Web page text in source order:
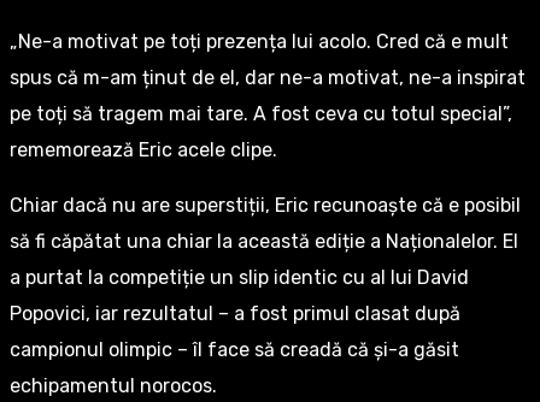
„Ne-a motivat pe toți prezența lui acolo. Cred că e mult
spus că m-am ținut de el, dar ne-a motivat, ne-a inspirat
pe toți să tragem mai tare. A fost ceva cu totul special”,
rememorează Eric acele clipe.
Chiar dacă nu are superstiții, Eric recunoaște că e posibil
să fi căpătat una chiar la această ediție a Naționalelor. El
a purtat la competiție un slip identic cu al lui David
Popovici, iar rezultatul – a fost primul clasat după
campionul olimpic – îl face să creadă că și-a găsit
echipamentul norocos.